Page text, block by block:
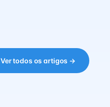
Ver todos os artigos →